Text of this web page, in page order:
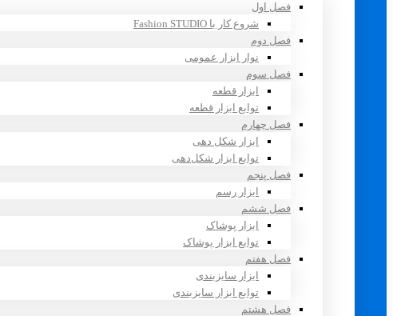
فصل اول
شروع کار با Fashion STUDIO
فصل دوم
نوار ابزار عمومی
فصل سوم
ابزار قطعه
توابع ابزار قطعه
فصل چهارم
ابزار شکل دهی
توابع ابزار شکل‌دهی
فصل پنجم
ابزار رسم
فصل ششم
ابزار پوشاک
توابع ابزار پوشاک
فصل هفتم
ابزار سایزبندی
توابع ابزار سایزبندی
فصل هشتم